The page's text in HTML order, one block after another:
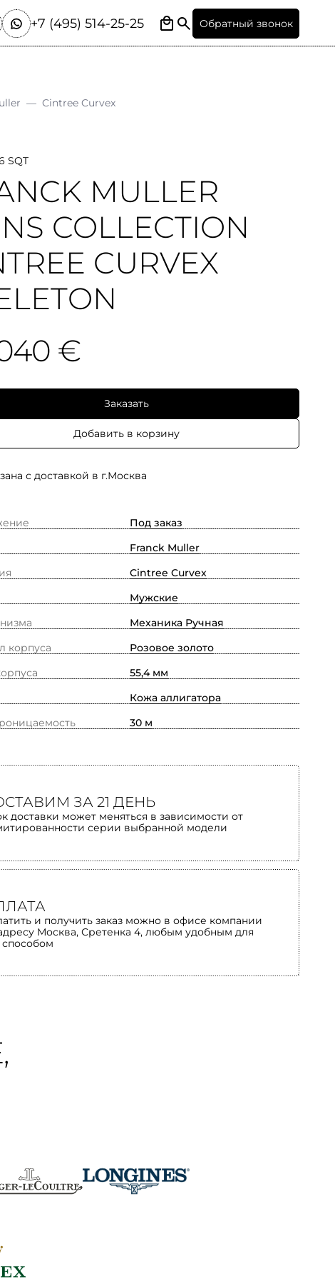
+7 (495) 514-25-25 Обратный звонок
— Cintree Curvex
SQT
MULLER
COLLECTION
CURVEX
€
Заказать
Добавить в корзину
с доставкой в г.Москва
Под заказ
Franck Muller
Cintree Curvex
Мужские
Механика Ручная
корпуса
Розовое золото
55,4 мм
Кожа аллигатора
30 м
ЗА 21 ДЕНЬ
доставки может меняться в зависимости от
серии выбранной модели
и получить заказ можно в офисе компании
Москва, Сретенка 4, любым удобным для
способом